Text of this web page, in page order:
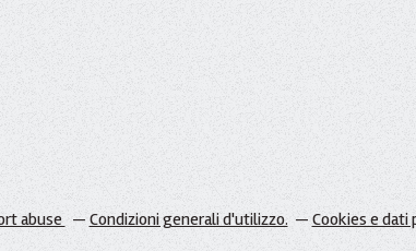
abuse Condizioni generali d'utilizzo. Cookies e dati